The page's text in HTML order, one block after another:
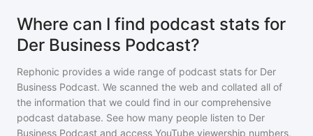
Where can I find podcast stats for
Der Business Podcast?
Rephonic provides a wide range of podcast stats for Der
Business Podcast. We scanned the web and collated all of
the information that we could find in our comprehensive
podcast database. See how many people listen to Der
Business Podcast and access YouTube viewership numbers,